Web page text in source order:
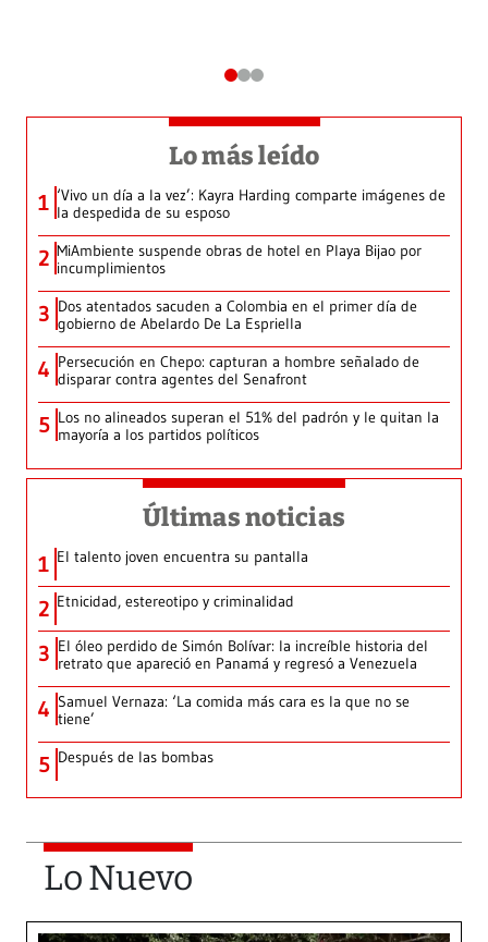
Lo más leído
1 ‘Vivo un día a la vez’: Kayra Harding comparte imágenes de
la despedida de su esposo
2 MiAmbiente suspende obras de hotel en Playa Bijao por
incumplimientos
3 Dos atentados sacuden a Colombia en el primer día de
gobierno de Abelardo De La Espriella
4 Persecución en Chepo: capturan a hombre señalado de
disparar contra agentes del Senafront
5 Los no alineados superan el 51% del padrón y le quitan la
mayoría a los partidos políticos
Últimas noticias
1 El talento joven encuentra su pantalla​
2 Etnicidad, estereotipo y criminalidad
3 El óleo perdido de Simón Bolívar: la increíble historia del
retrato que apareció en Panamá y regresó a Venezuela
4 Samuel Vernaza: ‘La comida más cara es la que no se
tiene’
5 Después de las bombas
Lo Nuevo